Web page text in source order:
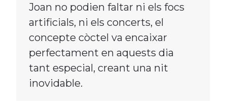
Joan no podien faltar ni els focs
artificials, ni els concerts, el
concepte còctel va encaixar
perfectament en aquests dia
tant especial, creant una nit
inovidable.